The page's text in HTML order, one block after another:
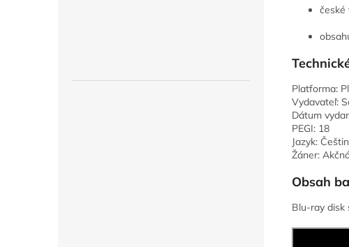
české
Platforma:
Vydavateľ:
Dátum
PEGI: 18
Jazyk:
Žáner:
Obsah
Blu-ray disk